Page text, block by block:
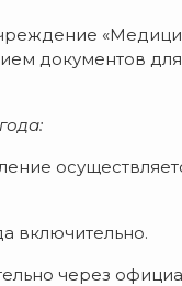
документов для
включительно.
через